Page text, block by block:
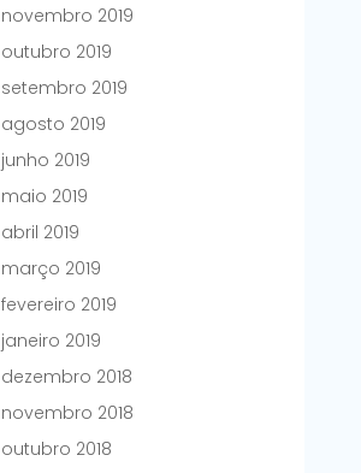
novembro 2019
outubro 2019
setembro 2019
agosto 2019
junho 2019
maio 2019
abril 2019
março 2019
fevereiro 2019
janeiro 2019
dezembro 2018
novembro 2018
outubro 2018